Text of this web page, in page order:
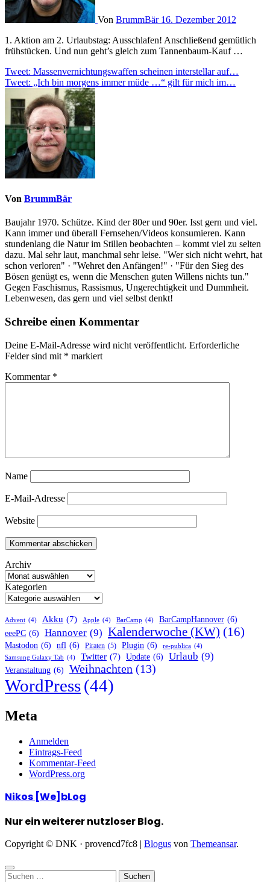
Von BrummBär 16. Dezember 2012
1. Aktion am 2. Urlaubstag: Ausschlafen! Anschließend gemütlich
frühstücken. Und nun geht’s gleich zum Tannenbaum-Kauf …
Beitragsnavigation
Tweet: Massenvernichtungswaffen scheinen interstellar auf…
Tweet: „Ich bin morgens immer müde …“ gilt für mich im…
Von BrummBär
Baujahr 1970. Schütze. Kind der 80er und 90er. Isst gern und viel.
Kann immer und überall Fernsehen/Videos konsumieren. Kann
stundenlang die Natur im Stillen beobachten – kommt viel zu selten
dazu. Mal sehr laut, manchmal sehr leise. "Wer sich nicht wehrt, hat
schon verloren" · "Wehret den Anfängen!" · "Für den Sieg des
Bösen genügt es, wenn die Menschen guten Willens nichts tun."
Gegen Faschismus, Rassismus, Ungerechtigkeit und Dummheit.
Lebenwesen, das gern und viel selbst denkt!
Schreibe einen Kommentar
Deine E-Mail-Adresse wird nicht veröffentlicht. Erforderliche
Felder sind mit * markiert
Kommentar *
Name
E-Mail-Adresse
Website
Archiv
Kategorien
Advent (4) Akku (7) Apple (4) BarCamp (4) BarCampHannover (6)
eeePC (6) Hannover (9) Kalenderwoche (KW) (16)
Mastodon (6) nfl (6) Piraten (5) Plugin (6) re-publica (4)
Samsung Galaxy Tab (4) Twitter (7) Update (6) Urlaub (9)
Veranstaltung (6) Weihnachten (13)
WordPress(44)
Meta
Anmelden
Eintrags-Feed
Kommentar-Feed
WordPress.org
Nikos [We]bLog
Nur ein weiterer nutzloser Blog.
Copyright © DNK · provencd7fc8 | Blogus von Themeansar.
Suchen